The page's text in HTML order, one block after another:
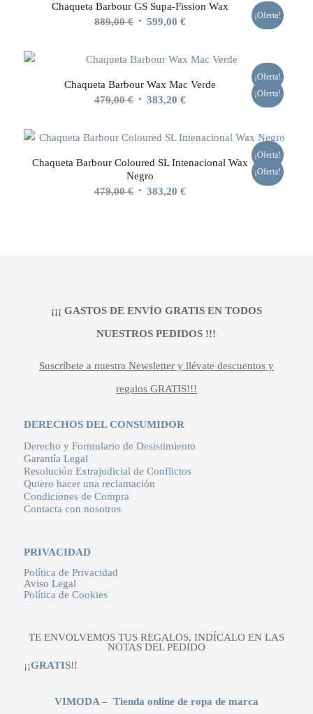
Chaqueta Barbour GS Supa-Fission Wax
889,00€ El
original
889,00 €.
599,00 €El
actual
599,00 €.
¡Oferta!
¡Oferta!
Chaqueta Barbour Wax Mac Verde
479,00€ El
original
479,00 €.
383,20 €El
actual
383,20 €.
¡Oferta!
¡Oferta!
Chaqueta Barbour Coloured SL Intenacional Wax
Negro
479,00€ El 383,20 €El
¡Oferta!
¡¡¡ GASTOS DE ENVÍO GRATIS EN TODOS
NUESTROS PEDIDOS !!!
Suscríbete a nuestra Newsletter y llévate descuentos y
regalos GRATIS!!!
DERECHOS DEL CONSUMIDOR
Derecho y Formulario de Desistimiento
Garantía Legal
Resolución Extrajudicial de Conflictos
Quiero hacer una reclamación
Condiciones de Compra
Contacta con nosotros
PRIVACIDAD
Política de Privacidad
Aviso Legal
Política de Cookies
TE ENVOLVEMOS TUS REGALOS, INDÍCALO EN LAS
NOTAS DEL PEDIDO
¡¡GRATIS!!
VIMODA – Tienda online de ropa de marca